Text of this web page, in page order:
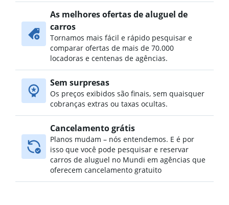
As melhores ofertas de aluguel de
carros
Tornamos mais fácil e rápido pesquisar e
comparar ofertas de mais de 70.000
locadoras e centenas de agências.
Sem surpresas
Os preços exibidos são finais, sem quaisquer
cobranças extras ou taxas ocultas.
Cancelamento grátis
Planos mudam – nós entendemos. E é por
isso que você pode pesquisar e reservar
carros de aluguel no Mundi em agências que
oferecem cancelamento gratuito